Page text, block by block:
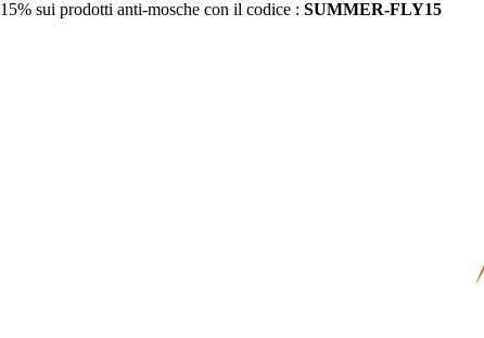
15% sui prodotti anti-mosche con il codice : SUMMER-FLY15